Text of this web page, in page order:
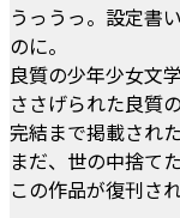
うっうっ。設定書
のに。
良質の少年少女文
ささげられた良質
完結まで掲載され
まだ、世の中捨て
この作品が復刊さ